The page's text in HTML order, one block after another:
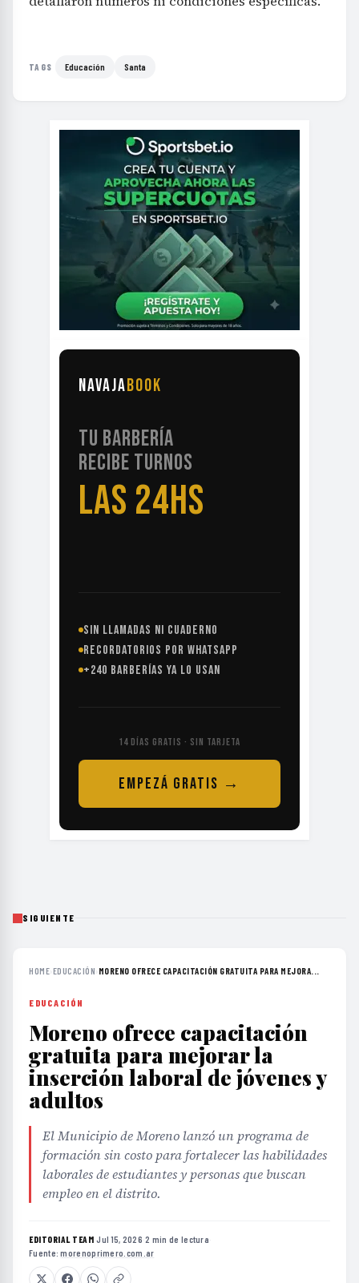
TAGS Educación Santa
NAVAJABOOK
TU BARBERÍA
RECIBE TURNOS
LAS 24HS
SIN LLAMADAS NI CUADERNO
RECORDATORIOS POR WHATSAPP
+240 BARBERÍAS YA LO USAN
14 DÍAS GRATIS · SIN TARJETA
EMPEZÁ GRATIS →
SIGUIENTE
HOME›EDUCACIÓN› MORENO OFRECE CAPACITACIÓN GRATUITA PARA MEJORA...
EDUCACIÓN
Moreno ofrece capacitación
gratuita para mejorar la
inserción laboral de jóvenes y
adultos
El Municipio de Moreno lanzó un programa de
formación sin costo para fortalecer las habilidades
laborales de estudiantes y personas que buscan
empleo en el distrito.
EDITORIAL TEAM·Jul 15, 2026·2 min de lectura·
Fuente:morenoprimero.com.ar